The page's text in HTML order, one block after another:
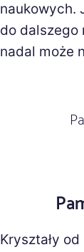
naukowych.
do dalszego
nadal może
Kryształy